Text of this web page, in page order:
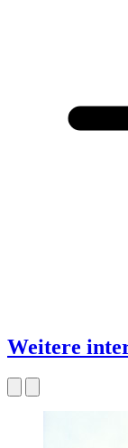
Weitere